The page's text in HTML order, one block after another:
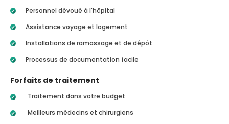
Personnel dévoué à l'hôpital
Assistance voyage et logement
Installations de ramassage et de dépôt
Processus de documentation facile
Forfaits de traitement
Traitement dans votre budget
Meilleurs médecins et chirurgiens